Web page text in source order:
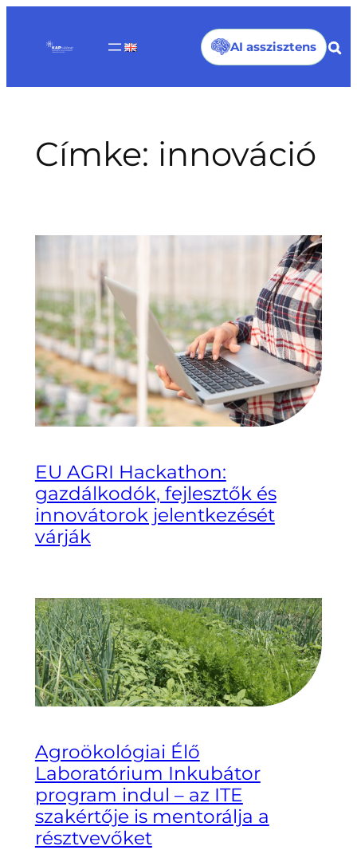
tartalomhoz
AI asszisztens
Címke: innováció
EU AGRI Hackathon:
gazdálkodók, fejlesztők és
innovátorok jelentkezését
várják
Agroökológiai Élő
Laboratórium Inkubátor
program indul – az ITE
szakértője is mentorálja a
résztvevőket